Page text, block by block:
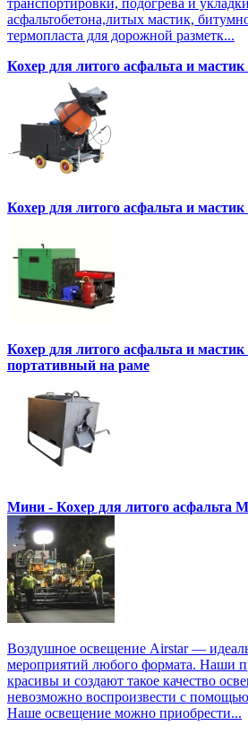
асфальтобетона,литых мастик,
термопласта для дорожной разметк...
Кохер для литого асфальта и
Кохер для литого асфальта и
Кохер для литого асфальта и
портативный на раме
Мини - Кохер для литого асфальта
Воздушное освещение Airstar —
мероприятий любого формата. Наши
красивы и создают такое качество
невозможно воспроизвести с
Наше освещение можно приобрести...